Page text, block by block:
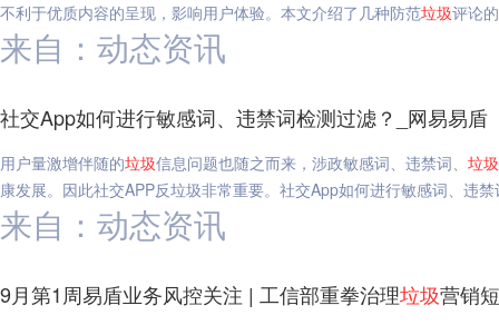
不利于优质内容的呈现，影响用户体验。本文介绍了几种防范垃圾评论
来自：动态资讯
社交App如何进行敏感词、违禁词检测过滤？_网易易盾
用户量激增伴随的垃圾信息问题也随之而来，涉政敏感词、违禁词、 垃圾
康发展。因此社交APP反垃圾非常重要。社交App如何进行敏感词、违
来自：动态资讯
9月第1周易盾业务风控关注 | 工信部重拳治理垃圾营销